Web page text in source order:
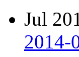
Jul
2014-